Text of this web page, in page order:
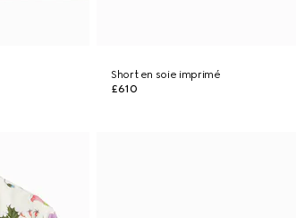
Short en soie imprimé
£610